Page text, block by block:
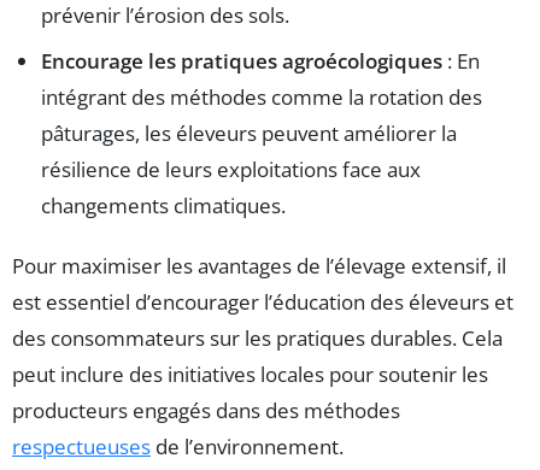
prévenir l’érosion des sols.
Encourage les pratiques agroécologiques : En
intégrant des méthodes comme la rotation des
pâturages, les éleveurs peuvent améliorer la
résilience de leurs exploitations face aux
changements climatiques.
Pour maximiser les avantages de l’élevage extensif, il
est essentiel d’encourager l’éducation des éleveurs et
des consommateurs sur les pratiques durables. Cela
peut inclure des initiatives locales pour soutenir les
producteurs engagés dans des méthodes
respectueuses de l’environnement.